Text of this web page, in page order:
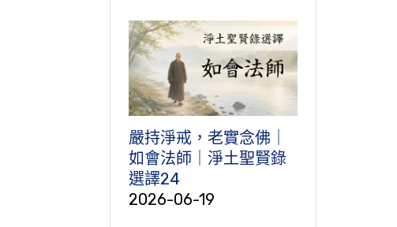
嚴持淨戒，老實念佛｜
如會法師｜淨土聖賢錄
選譯24
2026-06-19